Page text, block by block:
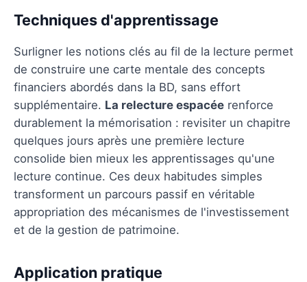
Techniques d'apprentissage
Surligner les notions clés au fil de la lecture permet
de construire une carte mentale des concepts
financiers abordés dans la BD, sans effort
supplémentaire. La relecture espacée renforce
durablement la mémorisation : revisiter un chapitre
quelques jours après une première lecture
consolide bien mieux les apprentissages qu'une
lecture continue. Ces deux habitudes simples
transforment un parcours passif en véritable
appropriation des mécanismes de l'investissement
et de la gestion de patrimoine.
Application pratique